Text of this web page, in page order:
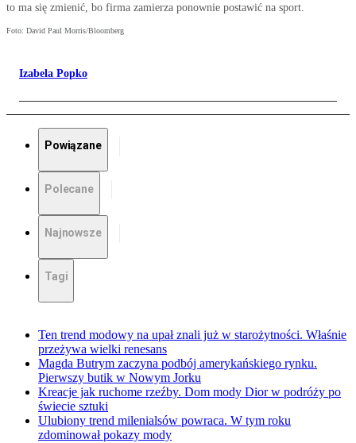
to ma się zmienić, bo firma zamierza ponownie postawić na sport.
Foto: David Paul Morris/Bloomberg
Izabela Popko
Powiązane
Polecane
Najnowsze
Tagi
Ten trend modowy na upał znali już w starożytności. Właśnie
przeżywa wielki renesans
Magda Butrym zaczyna podbój amerykańskiego rynku.
Pierwszy butik w Nowym Jorku
Kreacje jak ruchome rzeźby. Dom mody Dior w podróży po
świecie sztuki
Ulubiony trend milenialsów powraca. W tym roku
zdominował pokazy mody